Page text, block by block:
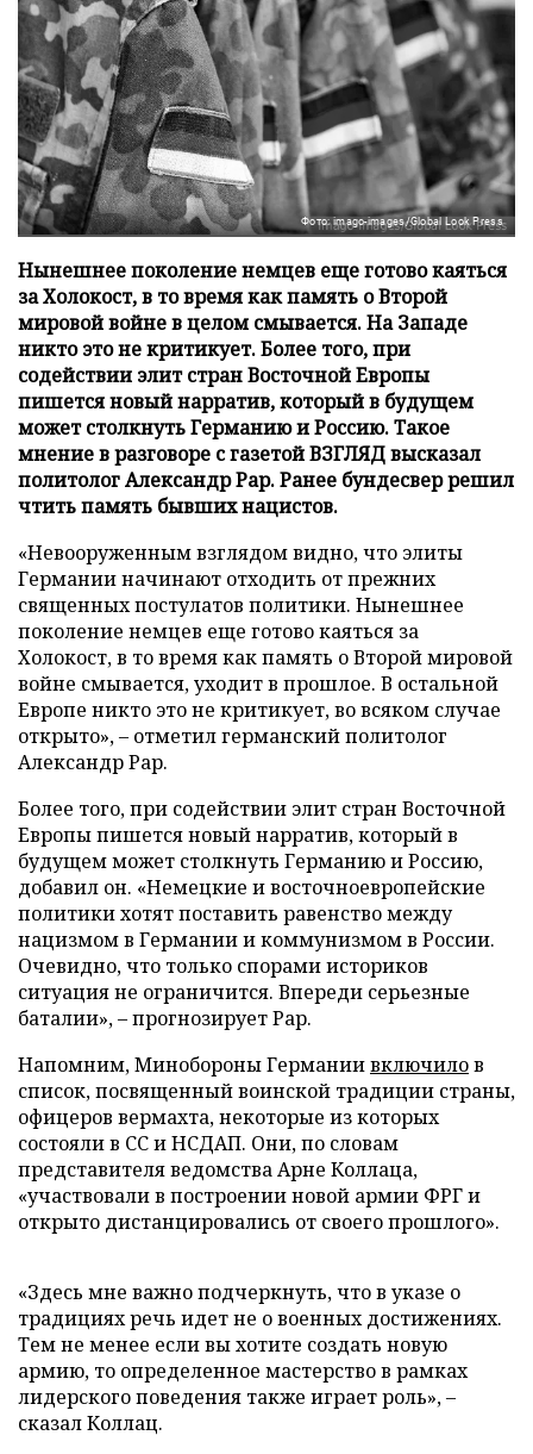
Фото: imago-images/Global Look Press
Нынешнее поколение немцев еще готово каяться
за Холокост, в то время как память о Второй
мировой войне в целом смывается. На Западе
никто это не критикует. Более того, при
содействии элит стран Восточной Европы
пишется новый нарратив, который в будущем
может столкнуть Германию и Россию. Такое
мнение в разговоре с газетой ВЗГЛЯД высказал
политолог Александр Рар. Ранее бундесвер решил
чтить память бывших нацистов.
«Невооруженным взглядом видно, что элиты
Германии начинают отходить от прежних
священных постулатов политики. Нынешнее
поколение немцев еще готово каяться за
Холокост, в то время как память о Второй мировой
войне смывается, уходит в прошлое. В остальной
Европе никто это не критикует, во всяком случае
открыто», – отметил германский политолог
Александр Рар.
Более того, при содействии элит стран Восточной
Европы пишется новый нарратив, который в
будущем может столкнуть Германию и Россию,
добавил он. «Немецкие и восточноевропейские
политики хотят поставить равенство между
нацизмом в Германии и коммунизмом в России.
Очевидно, что только спорами историков
ситуация не ограничится. Впереди серьезные
баталии», – прогнозирует Рар.
Напомним, Минобороны Германиивключилов
список, посвященный воинской традиции страны,
офицеров вермахта, некоторые из которых
состояли в СС и НСДАП. Они, по словам
представителя ведомства Арне Коллаца,
«участвовали в построении новой армии ФРГ и
открыто дистанцировались от своего прошлого».
«Здесь мне важно подчеркнуть, что в указе о
традициях речь идет не о военных достижениях.
Тем не менее если вы хотите создать новую
армию, то определенное мастерство в рамках
лидерского поведения также играет роль», –
сказал Коллац.